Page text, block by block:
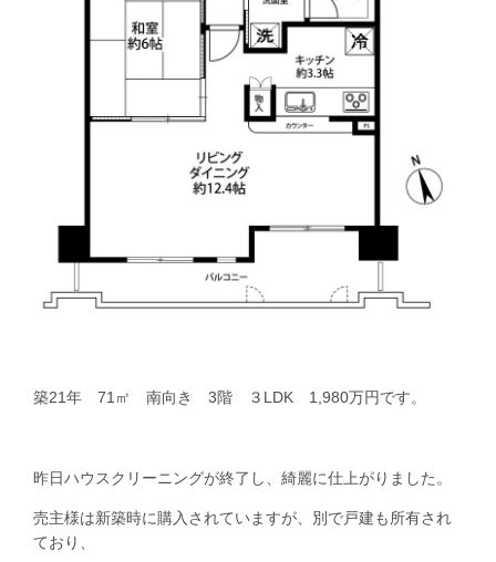
築21年 71㎡ 南向き 3階 ３LDK 1,980万円です。
昨日ハウスクリーニングが終了し、綺麗に仕上がりました。
売主様は新築時に購入されていますが、別で戸建も所有され
ており、